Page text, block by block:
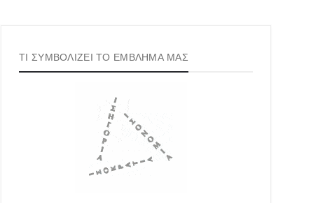
ΤΙ ΣΥΜΒΟΛΙΖΕΙ ΤΟ ΕΜΒΛΗΜΑ ΜΑΣ